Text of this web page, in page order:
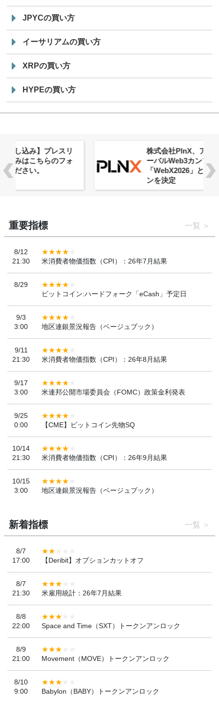
JPYCの買い方
イーサリアムの買い方
XRPの買い方
HYPEの買い方
株式会社PlnX、アジア最大級のグロ
ーバルWeb3カンファレンス
「WebX2026」とのコラボレーショ
重要指標 一覧
8/12
21:30
米消費者物価指数（CPI）：26年7月結果
8/29
ビットコイン:ハードフォーク「eCash」予定日
9/3
3:00
地区連銀景況報告（ベージュブック）
9/11
21:30
米消費者物価指数（CPI）：26年8月結果
9/17
3:00
米連邦公開市場委員会（FOMC）政策金利発表
9/25
0:00
【CME】ビットコイン先物SQ
10/14
21:30
米消費者物価指数（CPI）：26年9月結果
10/15
3:00
地区連銀景況報告（ベージュブック）
新着指標 一覧
8/7
17:00
【Deribit】オプションカットオフ
8/7
21:30
米雇用統計：26年7月結果
8/8
22:00
Space and Time（SXT）トークンアンロック
8/9
21:00
Movement（MOVE）トークンアンロック
8/10
9:00
Babylon（BABY）トークンアンロック